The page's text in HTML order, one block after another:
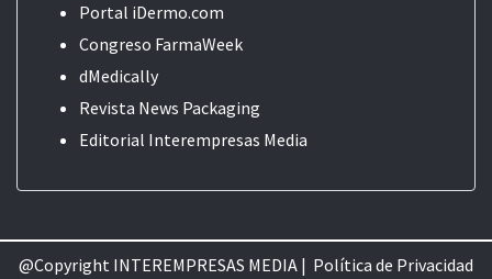
Portal iDermo.com
Congreso FarmaWeek
dMedically
Revista News Packaging
Editorial Interempresas Media
@Copyright INTEREMPRESAS MEDIA | Política de Privacidad